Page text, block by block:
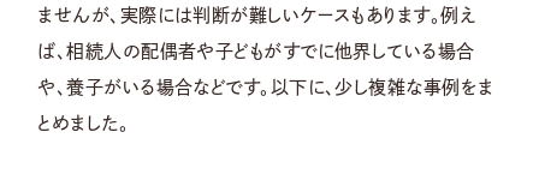
ませんが、実際には判断が難しいケースもあります。例え
ば、相続人の配偶者や子どもがすでに他界している場合
や、養子がいる場合などです。以下に、少し複雑な事例をま
とめました。